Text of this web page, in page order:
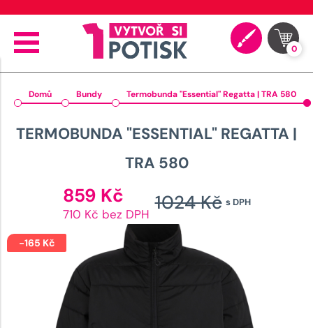
0
Domů Bundy Termobunda "Essential" Regatta | TRA 580
TERMOBUNDA "ESSENTIAL" REGATTA |
TRA 580
s DPH
1024Kč
1024
859 Kč cena
je:
859 Kč.
710 Kč bez DPH
-165 Kč